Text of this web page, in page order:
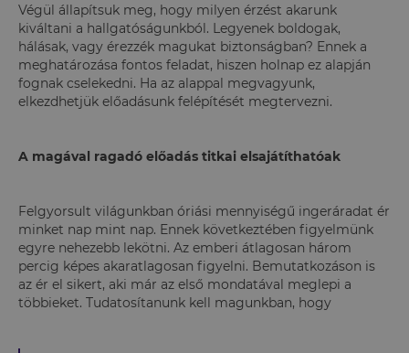
Végül állapítsuk meg, hogy milyen érzést akarunk
kiváltani a hallgatóságunkból. Legyenek boldogak,
hálásak, vagy érezzék magukat biztonságban? Ennek a
meghatározása fontos feladat, hiszen holnap ez alapján
fognak cselekedni. Ha az alappal megvagyunk,
elkezdhetjük előadásunk felépítését megtervezni.
A magával ragadó előadás titkai elsajátíthatóak
Felgyorsult világunkban óriási mennyiségű ingeráradat ér
minket nap mint nap. Ennek következtében figyelmünk
egyre nehezebb lekötni. Az emberi átlagosan három
percig képes akaratlagosan figyelni. Bemutatkozáson is
az ér el sikert, aki már az első mondatával meglepi a
többieket. Tudatosítanunk kell magunkban, hogy